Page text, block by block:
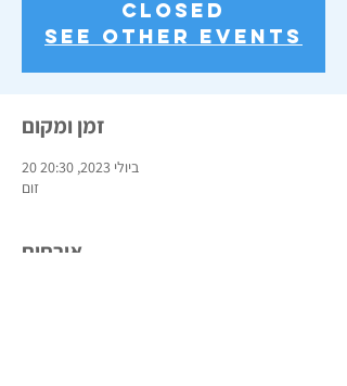
closed
See other events
זמן ומקום
20 ביולי 2023, 20:30
זום
אורחים